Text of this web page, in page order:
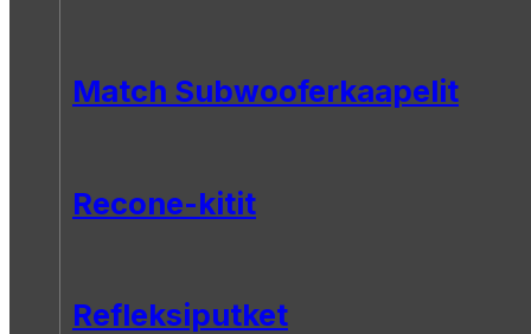
Match Subwooferkaapelit
Recone-kitit
Refleksiputket